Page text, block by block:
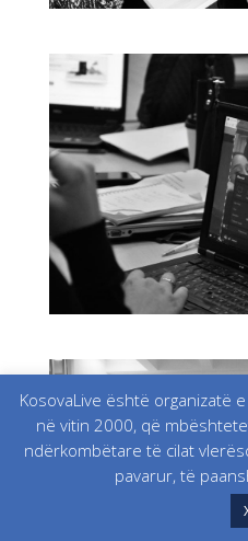
KosovaLive është organizatë
në vitin 2000, që
ndërkombëtare të cilat
pavarur, të